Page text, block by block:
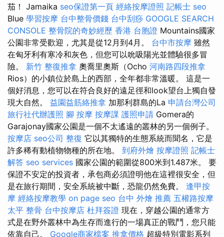
茄！ Jamaika seo保證第一頁 經絡按摩證照 記帳士 seo
Blue 學習按摩 台中整骨價錢 台中刮痧 GOOGLE SEARCH
CONSOLE 整骨院的奇妙經歷 香港 台胞證 Mountains國家
公園非常受歡迎，尤其是從12月到4月。 台中市按摩 雖然
在匈牙利有寒冷和灰色，但您可以吮吸陽光並體驗很多冒
險。 新竹 整復推拿 奧喬里奧斯（Ocho 河南路四段推拿
Rios）的小鎮位於島上的西部，全年都非常溫暖。 這是一
個好消息，您可以在符合良好的遠足徑和look望台上獨自發
現大自然。 益園益筋絡推拿 加那利群島的La 申請台灣公司
旅行社代辦護照 腳 按摩 按摩課 護照申請 Gomera的
Garajonay國家公園是一個不太遙遠的叢林的另一個例子。
按摩店 seo公司 整復 它以其獨特的生態系統而聞名，它是
許多稀有動植物物種的所在地。 到府外燴 按摩證照 記帳士
解答 seo services 國家公園的範圍從800米到1.487米。 要
保證不安定的投資者，承包商必須證明他在這裡很安全，但
是在旅行期間，安全系統被中斷，恐龍仍然免費。 逢甲按
摩 經絡按摩教學 on page seo 台中 外燴 推薦 五權路按摩
太平 整骨 台中按摩店 杜拜簽證 現在，穿越公園的通常方
式是在野外叢林中為生存而進行的一場真正的戰鬥，您只能
依靠自己。 Google商家檔案 推拿價格 超級特別電影系列